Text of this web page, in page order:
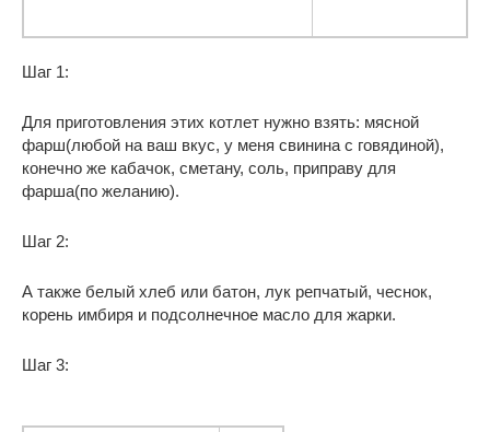
Шаг 1:
Для приготовления этих котлет нужно взять: мясной
фарш(любой на ваш вкус, у меня свинина с говядиной),
конечно же кабачок, сметану, соль, приправу для
фарша(по желанию).
Шаг 2:
А также белый хлеб или батон, лук репчатый, чеснок,
корень имбиря и подсолнечное масло для жарки.
Шаг 3: